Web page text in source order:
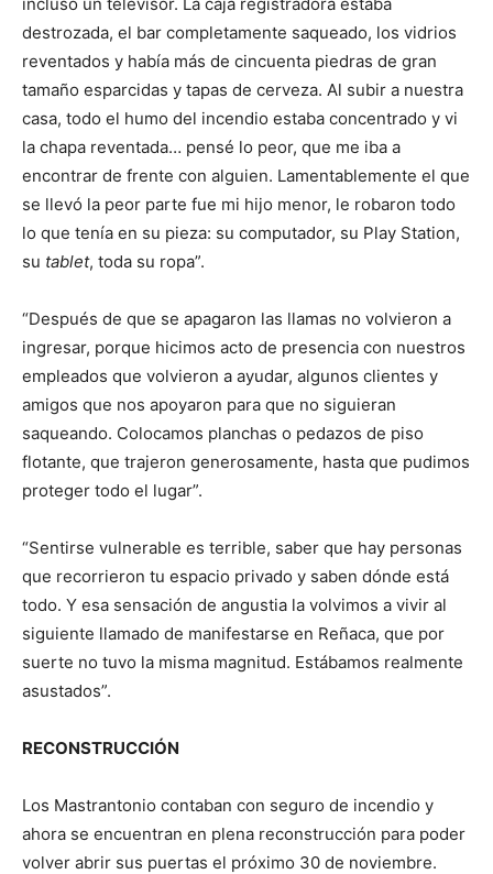
destrozada, el bar completamente saqueado, los vidrios
reventados y había más de cincuenta piedras de gran
tamaño esparcidas y tapas de cerveza. Al subir a nuestra
casa, todo el humo del incendio estaba concentrado y vi
la chapa reventada… pensé lo peor, que me iba a
encontrar de frente con alguien. Lamentablemente el que
se llevó la peor parte fue mi hijo menor, le robaron todo
lo que tenía en su pieza: su computador, su Play Station,
su tablet, toda su ropa”.
“Después de que se apagaron las llamas no volvieron a
ingresar, porque hicimos acto de presencia con nuestros
empleados que volvieron a ayudar, algunos clientes y
amigos que nos apoyaron para que no siguieran
saqueando. Colocamos planchas o pedazos de piso
flotante, que trajeron generosamente, hasta que pudimos
proteger todo el lugar”.
“Sentirse vulnerable es terrible, saber que hay personas
que recorrieron tu espacio privado y saben dónde está
todo. Y esa sensación de angustia la volvimos a vivir al
siguiente llamado de manifestarse en Reñaca, que por
suerte no tuvo la misma magnitud. Estábamos realmente
asustados”.
RECONSTRUCCIÓN
Los Mastrantonio contaban con seguro de incendio y
ahora se encuentran en plena reconstrucción para poder
volver abrir sus puertas el próximo 30 de noviembre.